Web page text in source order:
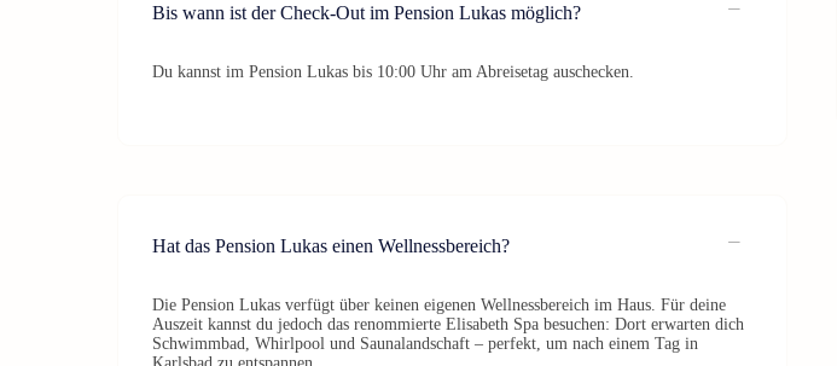
Bis wann ist der Check-Out im Pension Lukas möglich?
Du kannst im Pension Lukas bis 10:00 Uhr am Abreisetag auschecken.
Hat das Pension Lukas einen Wellnessbereich?
Die Pension Lukas verfügt über keinen eigenen Wellnessbereich im Haus. Für deine
Auszeit kannst du jedoch das renommierte Elisabeth Spa besuchen: Dort erwarten dich
Schwimmbad, Whirlpool und Saunalandschaft – perfekt, um nach einem Tag in